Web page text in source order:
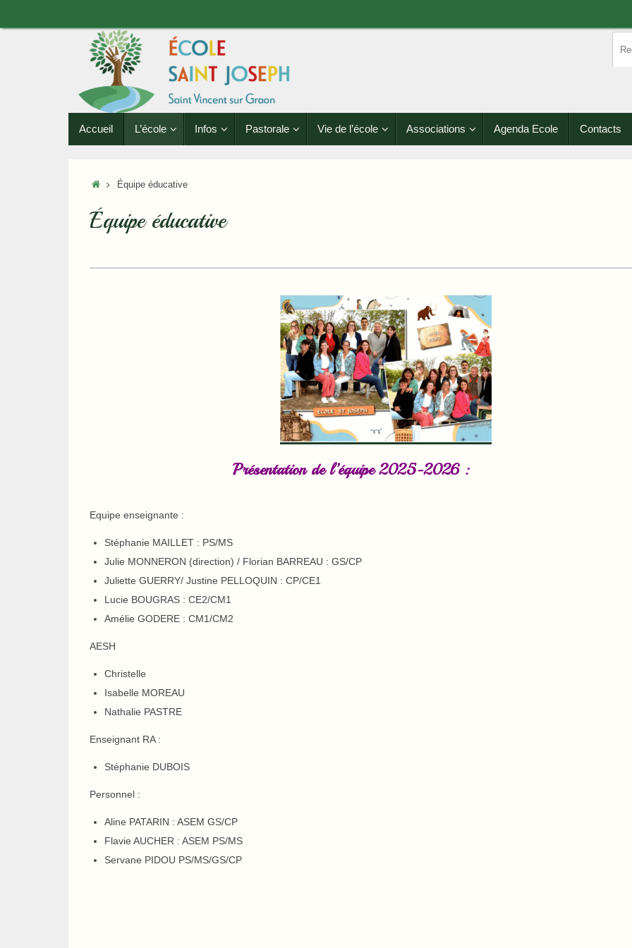
contenu
Accueil L’école Infos Pastorale Vie de l’école Associations Agenda Ecole Contacts
AccueilÉquipe éducative
Équipe éducative
Présentation de l’équipe 2025-2026 :
Equipe enseignante :
Stéphanie MAILLET : PS/MS
Julie MONNERON (direction) / Florian BARREAU : GS/CP
Juliette GUERRY/ Justine PELLOQUIN : CP/CE1
Lucie BOUGRAS : CE2/CM1
Amélie GODERE : CM1/CM2
AESH
Christelle
Isabelle MOREAU
Nathalie PASTRE
Enseignant RA :
Stéphanie DUBOIS
Personnel :
Aline PATARIN : ASEM GS/CP
Flavie AUCHER : ASEM PS/MS
Servane PIDOU PS/MS/GS/CP